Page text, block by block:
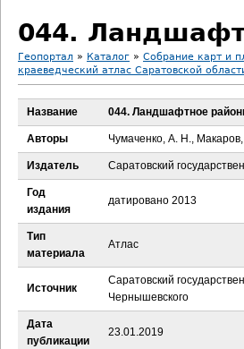
044.
В
ы
з
д
е
с
ь
Геопортал » Каталог » Собрание карт и
краеведческий атлас Саратовской
Название 044. Ландшафтное
Авторы Чумаченко, А. Н.,
Издатель Саратовский
Год
издания
датировано 2013
Тип
материала
Атлас
Источник
Саратовский
Чернышевского
Дата
публикации
23.01.2019